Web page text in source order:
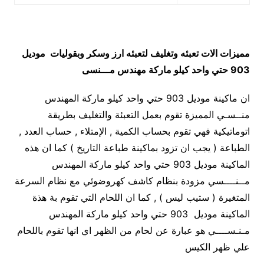
مميزات الات تعبئه وتغليف لتعبئه ارز وسكر وبقوليات موديل
903 حتي واحد كيلو ماركة مهندس مـــنسى
ان ماكينة موديل 903 حتي واحد كيلو ماركة المهندس
منــسـي المميزة تقوم بعمل التعبئة والتغليف بطريقة
اتوماتيكية فهي تقوم بحساب الكمية , الإمتلاء , حساب العدد ,
الطباعة ( يجب ان تزود بماكينة طباعة التاريخ ) كما ان هذه
الماكينة موديل 903 حتي واحد كيلو ماركة المهندس
مــنــــسي مزودة بنظام كاشف كهروضوئي مع نظام السرعة
المتغيرة ( ستيب ليس ) , كما ان اللحام التي تقوم بة هذة
الماكينة موديل 903 حتي واحد كيلو ماركة المهندس
مـنـســــي هو عبارة عن لحام من الظهر اي انها تقوم باللحام
علي ظهر الكيس